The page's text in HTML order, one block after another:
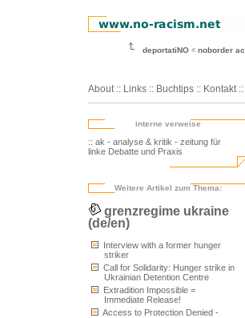
deportatiNO noborder
About :: Links :: Buchtips :: Kontakt ::
interne verweise
:: ak - analyse & kritik - zeitung für
linke Debatte und Praxis
Weitere Artikel zum Thema:
grenzregime ukraine
(de/en)
Interview with a former hunger
striker
Call for Solidarity: Hunger strike in
Ukrainian Detention Centre
Extradition Impossible =
Immediate Release!
Access to Protection Denied -